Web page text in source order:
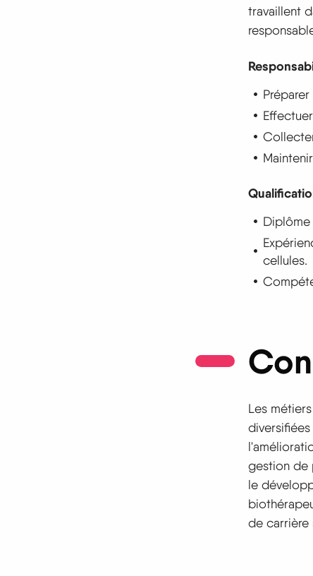
travaillent
cellules.
Les
gestion de
le
de carrière